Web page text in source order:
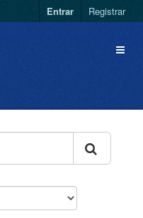
Entrar Registrar